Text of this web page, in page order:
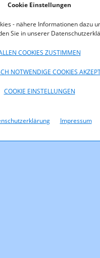
Cookie Einstellungen
- nähere Informationen dazu
Sie in unserer
COOKIES ZUSTIMMEN
NOTWENDIGE COOKIES
COOKIE EINSTELLUNGEN
Impressum